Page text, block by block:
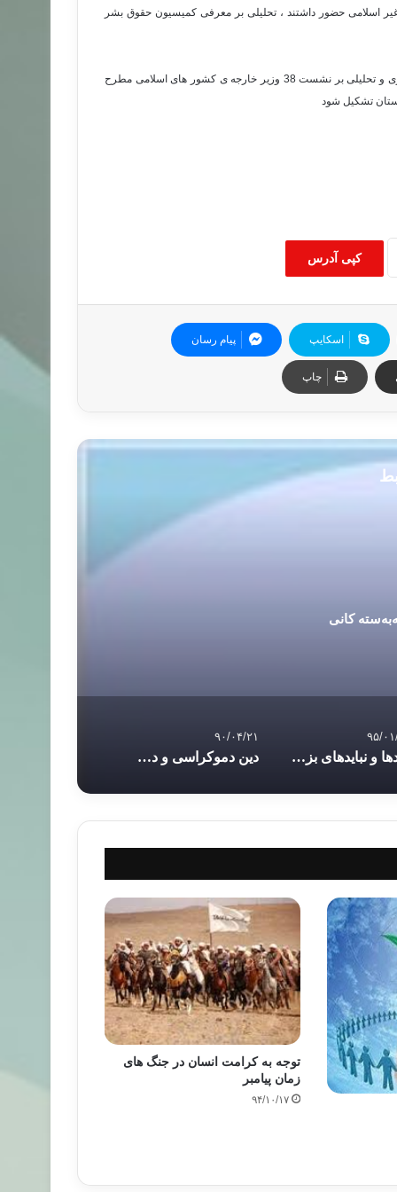
اسلامی حضور داشتند ، تحلیلی بر معرفی کمیسیون حقوق بشر
این جلسه که به مدت سه روز ادامه خواهد داشت ، چندین مسئله ی سیاسی و خبری و تحلیلی بر نشست 38 وزیر خارجه ی کشور های اسلامی مطرح
کپی آدرس
اسکایپ پیام رسان
چاپ
کانی
۱۳
بایدها و نبایدهای بزرگداشت مراسم های نوروزی
۹۰/۰۴/۲۱
دین دموکراسی و دولت از نگاهی نو
توجه به کرامت انسان در جنگ های
زمان پیامبر
۹۴/۱۰/۱۷